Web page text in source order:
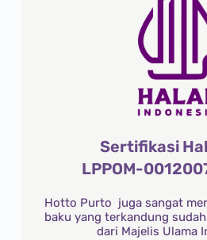
Sertifikasi
LPPOM-
Hotto Purto juga sangat
baku yang terkandung
dari Majelis Ulama